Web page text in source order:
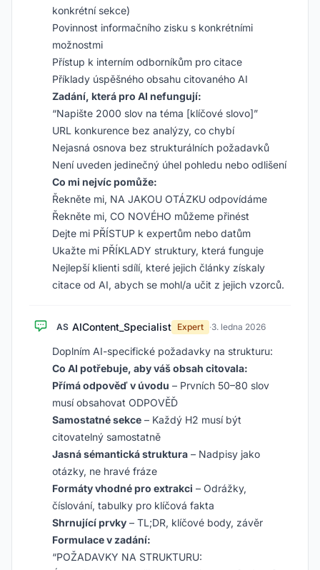
konkrétní sekce)
Povinnost informačního zisku s konkrétními
možnostmi
Přístup k interním odborníkům pro citace
Příklady úspěšného obsahu citovaného AI
Zadání, která pro AI nefungují:
“Napište 2000 slov na téma [klíčové slovo]”
URL konkurence bez analýzy, co chybí
Nejasná osnova bez strukturálních požadavků
Není uveden jedinečný úhel pohledu nebo odlišení
Co mi nejvíc pomůže:
Řekněte mi, NA JAKOU OTÁZKU odpovídáme
Řekněte mi, CO NOVÉHO můžeme přinést
Dejte mi PŘÍSTUP k expertům nebo datům
Ukažte mi PŘÍKLADY struktury, která funguje
Nejlepší klienti sdílí, které jejich články získaly
citace od AI, abych se mohl/a učit z jejich vzorců.
AS AIContent_Specialist Expert ·3. ledna 2026
Doplním AI-specifické požadavky na strukturu:
Co AI potřebuje, aby váš obsah citovala:
Přímá odpověď v úvodu – Prvních 50–80 slov
musí obsahovat ODPOVĚĎ
Samostatné sekce – Každý H2 musí být
citovatelný samostatně
Jasná sémantická struktura – Nadpisy jako
otázky, ne hravé fráze
Formáty vhodné pro extrakci – Odrážky,
číslování, tabulky pro klíčová fakta
Shrnující prvky – TL;DR, klíčové body, závěr
Formulace v zadání:
“POŽADAVKY NA STRUKTURU: